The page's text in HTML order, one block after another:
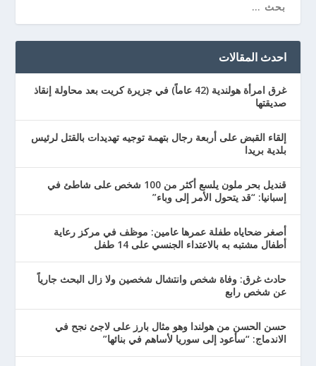
احدث المقالات
غرق امرأة هولندية (42 عاماً) في جزيرة كريت بعد محاولة إنقاذ
صديقتها
إلقاء القبض على أربعة رجال بتهمة توجيه تهديدات بالقتل لرئيس
بلدية بريدا
قنديل بحر ملون يلسع أكثر من 100 شخص على شاطئ في
إسبانيا: “قد يتحول الأمر إلى وباء”
أصغر ضحاياه طفلة عمرها عامين: موظف في مركز رعاية
أطفال مشتبه به بالاعتداء الجنسي على 14 طفل
حادث غرق: وفاة شخص وانتشال شخصين ولا زال البحث جارياً
عن شخص رابع
حسن الحسن من هولندا وهو مثال بارز على لاجئ نجح في
الاندماج: “سأعود إلى سوريا لأساهم في بنائها”